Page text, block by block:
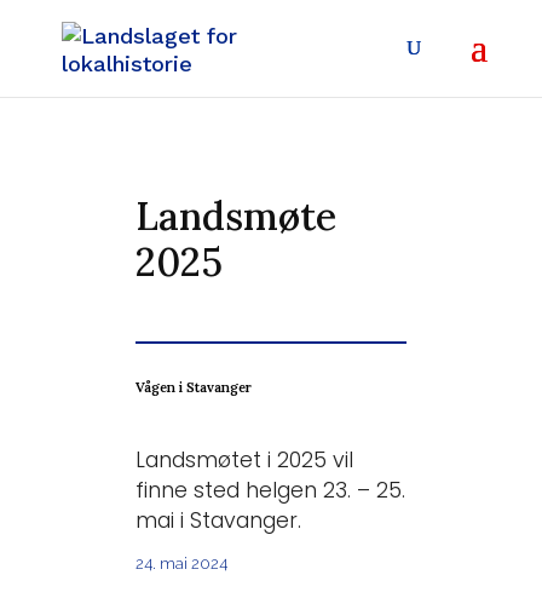
Landsmøte
2025
Vågen i Stavanger
Landsmøtet i 2025 vil
finne sted helgen 23. – 25.
mai i Stavanger.
24. mai 2024